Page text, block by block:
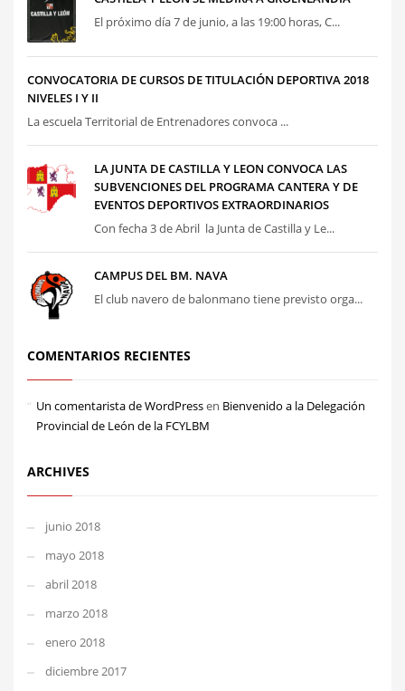
El próximo día 7 de junio, a las 19:00 horas, C...
CONVOCATORIA DE CURSOS DE TITULACIÓN DEPORTIVA 2018
NIVELES I Y II
La escuela Territorial de Entrenadores convoca ...
LA JUNTA DE CASTILLA Y LEON CONVOCA LAS
SUBVENCIONES DEL PROGRAMA CANTERA Y DE
EVENTOS DEPORTIVOS EXTRAORDINARIOS
Con fecha 3 de Abril la Junta de Castilla y Le...
CAMPUS DEL BM. NAVA
El club navero de balonmano tiene previsto orga...
COMENTARIOS RECIENTES
Un comentarista de WordPressen Bienvenido a la Delegación
Provincial de León de la FCYLBM
ARCHIVES
junio 2018
mayo 2018
abril 2018
marzo 2018
enero 2018
diciembre 2017